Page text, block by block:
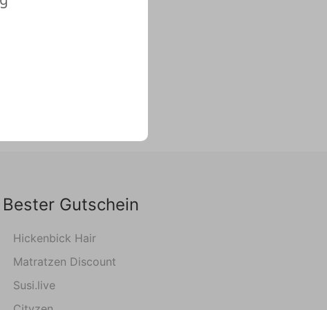
Bester Gutschein
Hickenbick Hair
Matratzen Discount
Susi.live